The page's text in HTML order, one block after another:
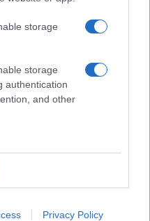
storage
storage
authentication
and other
Privacy Policy
come scegliere la
un lungo dolore: storia e
che segnò la Gallura
di Berchidda, rischio per